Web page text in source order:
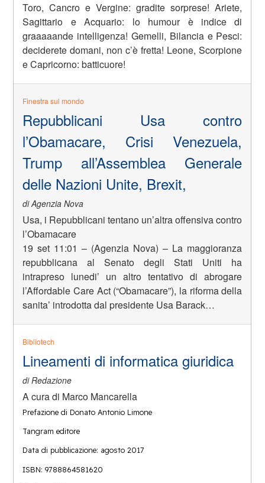
Toro, Cancro e Vergine: gradite sorprese! Ariete,
Sagittario e Acquario: lo humour è indice di
graaaaande intelligenza! Gemelli, Bilancia e Pesci:
deciderete domani, non c’è fretta! Leone, Scorpione
e Capricorno: batticuore!
Finestra sul mondo
Repubblicani Usa contro
l’Obamacare, Crisi Venezuela,
Trump all’Assemblea Generale
delle Nazioni Unite, Brexit,
di Agenzia Nova
Usa, i Repubblicani tentano un’altra offensiva contro
l’Obamacare
19 set 11:01 – (Agenzia Nova) – La maggioranza
repubblicana al Senato degli Stati Uniti ha
intrapreso lunedi’ un altro tentativo di abrogare
l’Affordable Care Act (“Obamacare”), la riforma della
sanita’ introdotta dal presidente Usa Barack…
Bibliotech
Lineamenti di informatica giuridica
di Redazione
A cura di Marco Mancarella
Prefazione di Donato Antonio Limone
Tangram editore
Data di pubblicazione: agosto 2017
ISBN: 9788864581620